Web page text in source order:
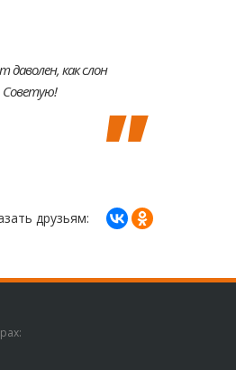
как слон
Советую!
друзьям: